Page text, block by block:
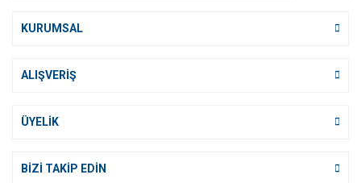
KURUMSAL
ALIŞVERİŞ
ÜYELİK
BİZİ TAKİP EDİN